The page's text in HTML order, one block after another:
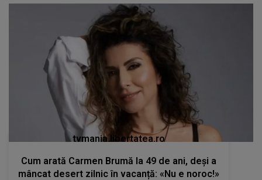
tvmania.libertatea.ro
Cum arată Carmen Brumă la 49 de ani, deși a
mâncat desert zilnic în vacanță: «Nu e noroc!»